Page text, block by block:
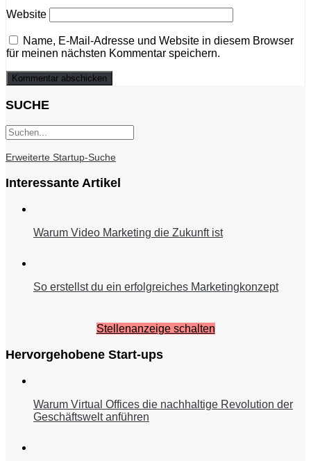
Website
Name, E-Mail-Adresse und Website in diesem Browser
für meinen nächsten Kommentar speichern.
SUCHE
Erweiterte Startup-Suche
Interessante Artikel
Warum Video Marketing die Zukunft ist
So erstellst du ein erfolgreiches Marketingkonzept
Stellenanzeige schalten
Hervorgehobene Start-ups
Warum Virtual Offices die nachhaltige Revolution der
Geschäftswelt anführen